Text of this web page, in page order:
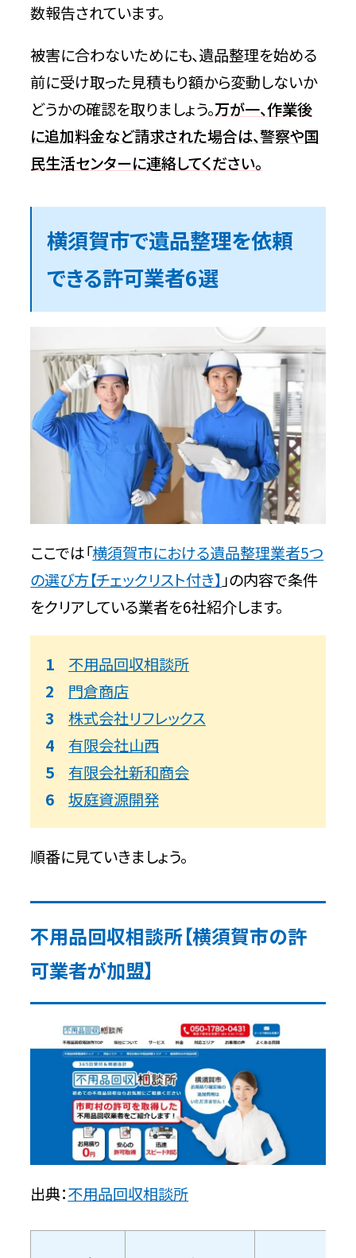
数報告されています。
被害に合わないためにも、遺品整理を始める
前に受け取った見積もり額から変動しないか
どうかの確認を取りましょう。万が一、作業後
に追加料金など請求された場合は、警察や国
民生活センターに連絡してください。
横須賀市で遺品整理を依頼
できる許可業者6選
ここでは「横須賀市における遺品整理業者5つ
の選び方【チェックリスト付き】」の内容で条件
をクリアしている業者を6社紹介します。
不用品回収相談所
門倉商店
株式会社リフレックス
有限会社山西
有限会社新和商会
坂庭資源開発
順番に見ていきましょう。
不用品回収相談所【横須賀市の許
可業者が加盟】
出典：不用品回収相談所